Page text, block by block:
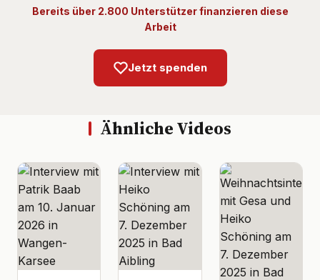
Bereits über 2.800 Unterstützer finanzieren diese
Arbeit
Jetzt spenden
Ähnliche Videos